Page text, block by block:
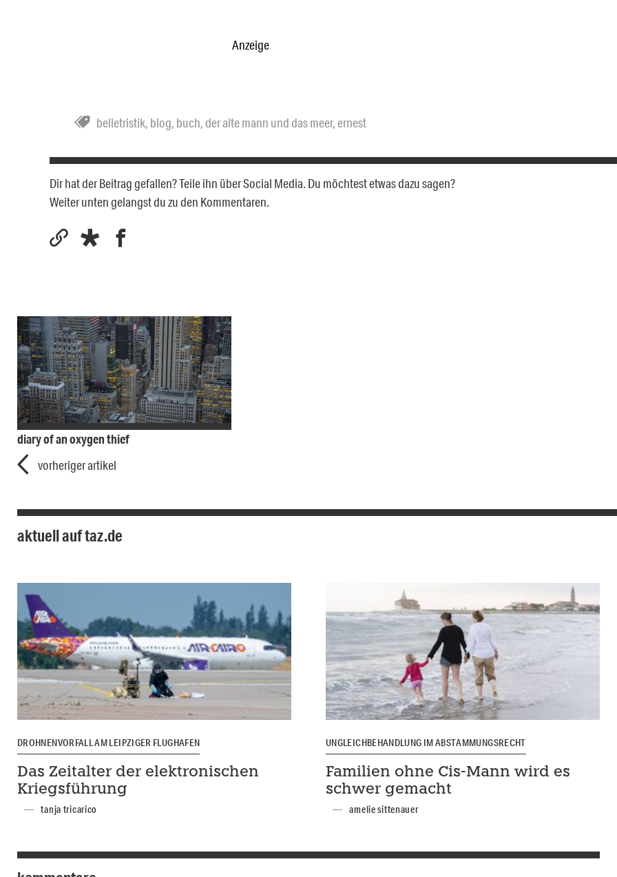
Anzeige
belletristik, blog, buch, der alte mann und das meer, ernest
Dir hat der Beitrag gefallen? Teile ihn über Social Media. Du möchtest etwas dazu sagen?
Weiter unten gelangst du zu den Kommentaren.
diary of an oxygen thief
vorheriger artikel
aktuell auf taz.de
DROHNENVORFALL AM LEIPZIGER FLUGHAFEN
Das Zeitalter der elektronischen
Kriegsführung
tanja tricarico
UNGLEICHBEHANDLUNG IM ABSTAMMUNGSRECHT
Familien ohne Cis-Mann wird es
schwer gemacht
amelie sittenauer